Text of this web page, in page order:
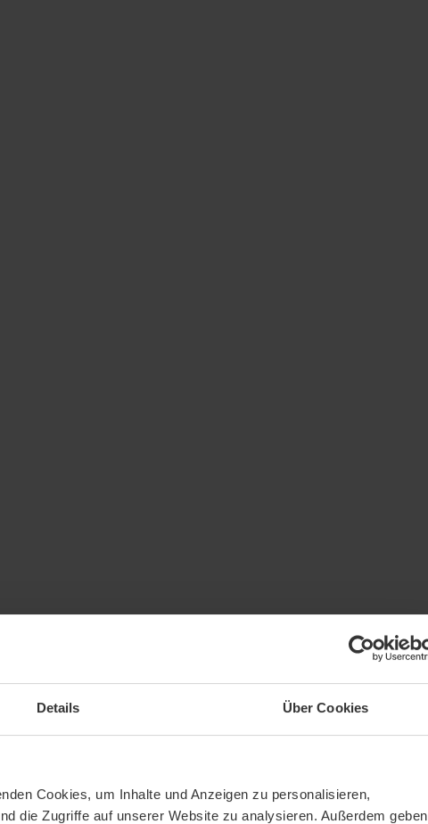
Details Über Cookies
Cookies, um Inhalte und Anzeigen zu personalisieren,
die Zugriffe auf unserer Website zu analysieren. Außerdem geben